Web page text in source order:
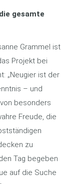
gesamte
Grammel ist
Projekt bei
„Neugier ist der
– und
besonders
Freude, die
zu
Tag begeben
auf die Suche